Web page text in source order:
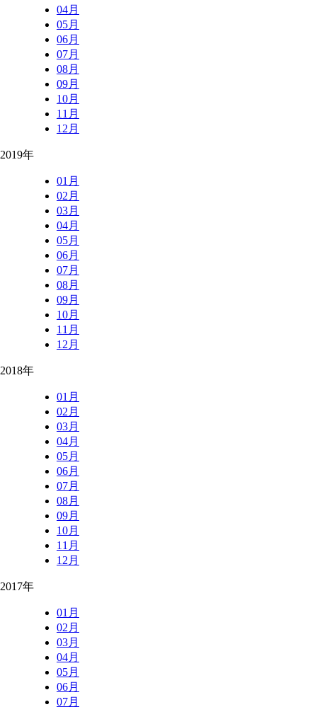
04月
05月
06月
07月
08月
09月
10月
11月
12月
2019年
01月
02月
03月
04月
05月
06月
07月
08月
09月
10月
11月
12月
2018年
01月
02月
03月
04月
05月
06月
07月
08月
09月
10月
11月
12月
2017年
01月
02月
03月
04月
05月
06月
07月